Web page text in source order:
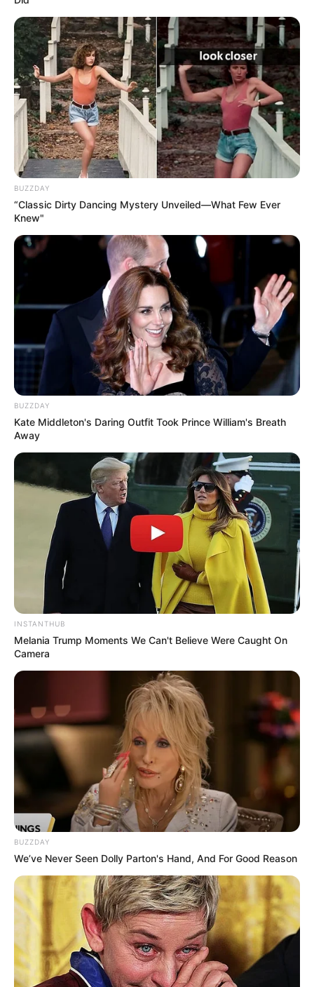
BUZZDAY
“Classic Dirty Dancing Mystery Unveiled—What Few Ever
Knew"
BUZZDAY
Kate Middleton's Daring Outfit Took Prince William's Breath
Away
INSTANTHUB
Melania Trump Moments We Can't Believe Were Caught On
Camera
BUZZDAY
We’ve Never Seen Dolly Parton's Hand, And For Good Reason